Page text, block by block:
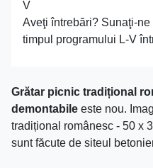
V
Aveţi întrebări? Sunaţi-ne
timpul programului L-V
Grătar picnic tradițional
demontabile este nou.
tradițional românesc - 50 x
sunt făcute de siteul